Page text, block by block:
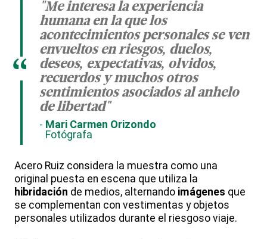
"Me interesa la experiencia
humana en la que los
acontecimientos personales se ven
envueltos en riesgos, duelos,
deseos, expectativas, olvidos,
recuerdos y muchos otros
sentimientos asociados al anhelo
de libertad"
Mari Carmen Orizondo
Fotógrafa
“
Acero Ruiz considera la muestra como una
original puesta en escena que utiliza la
hibridación de medios, alternando imágenes que
se complementan con vestimentas y objetos
personales utilizados durante el riesgoso viaje.